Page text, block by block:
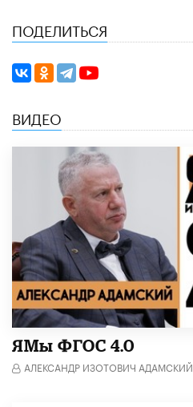
ПОДЕЛИТЬСЯ
ВИДЕО
​ЯМы ФГОС 4.0
АЛЕКСАНДР ИЗОТОВИЧ АДАМСКИЙ